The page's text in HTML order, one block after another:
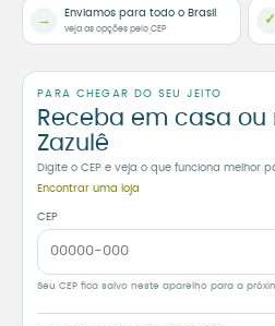
→ Enviamos para todo o Brasil
veja as opções pelo CEP
✓
PARA CHEGAR DO SEU JEITO
Receba em casa
Zazulê
Digite o CEP e veja o que funciona melhor
Encontrar uma loja
CEP
Seu CEP fica salvo neste aparelho para a